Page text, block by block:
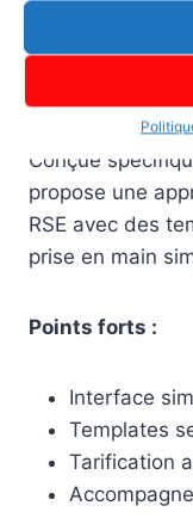
orientée
Orki : la
Conçue
propose une
RSE avec des
prise en main
Points forts :
Interface
Templates
Tarification